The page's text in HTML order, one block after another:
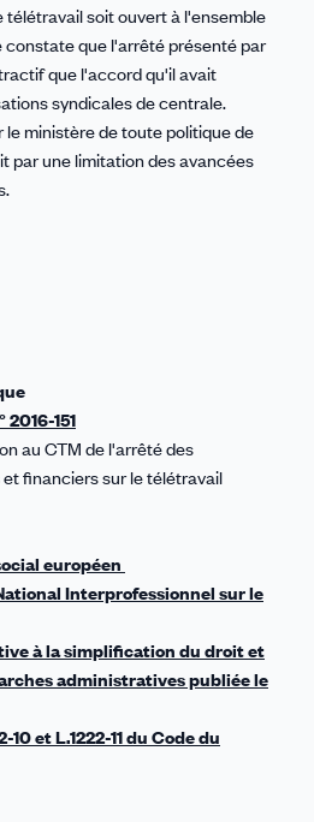
télétravail soit ouvert à l'ensemble
constate que l'arrêté présenté par
que l'accord qu'il avait
syndicales de centrale.
ministère de toute politique de
par une limitation des avancées
151
au CTM de l'arrêté des
financiers sur le télétravail
européen
Interprofessionnel sur le
à la simplification du droit et
administratives publiée le
et L.1222-11 du Code du